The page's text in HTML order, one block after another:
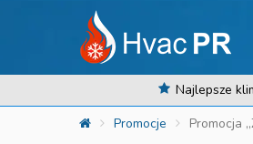
Najlepsze
Promocje
Promocja